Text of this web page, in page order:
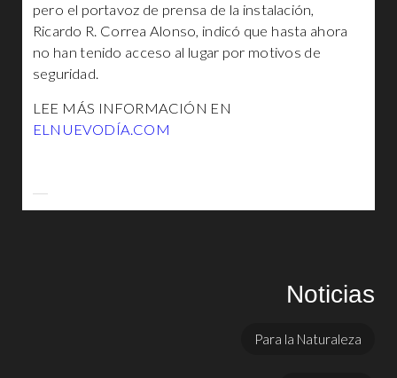
pero el portavoz de prensa de la instalación,
Ricardo R. Correa Alonso, indicó que hasta ahora
no han tenido acceso al lugar por motivos de
seguridad.
LEE MÁS INFORMACIÓN EN
ELNUEVODÍA.COM
Noticias
Para la Naturaleza